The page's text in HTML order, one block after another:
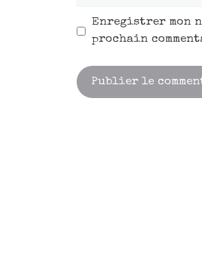
Enregistrer mon
prochain